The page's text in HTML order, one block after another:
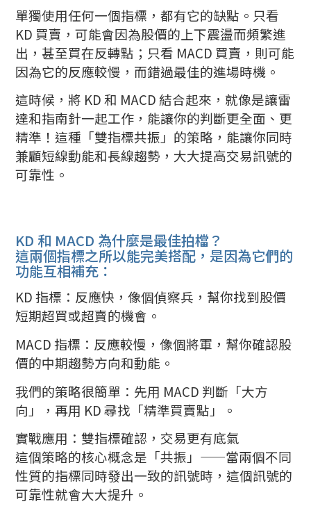
單獨使用任何一個指標，都有它的缺點。只看
KD 買賣，可能會因為股價的上下震盪而頻繁進
出，甚至買在反轉點；只看 MACD 買賣，則可能
因為它的反應較慢，而錯過最佳的進場時機。
這時候，將 KD 和 MACD 結合起來，就像是讓雷
達和指南針一起工作，能讓你的判斷更全面、更
精準！這種「雙指標共振」的策略，能讓你同時
兼顧短線動能和長線趨勢，大大提高交易訊號的
可靠性。
KD 和 MACD 為什麼是最佳拍檔？
這兩個指標之所以能完美搭配，是因為它們的
功能互相補充：
KD 指標：反應快，像個偵察兵，幫你找到股價
短期超買或超賣的機會。
MACD 指標：反應較慢，像個將軍，幫你確認股
價的中期趨勢方向和動能。
我們的策略很簡單：先用 MACD 判斷「大方
向」，再用 KD 尋找「精準買賣點」。
實戰應用：雙指標確認，交易更有底氣
這個策略的核心概念是「共振」——當兩個不同
性質的指標同時發出一致的訊號時，這個訊號的
可靠性就會大大提升。